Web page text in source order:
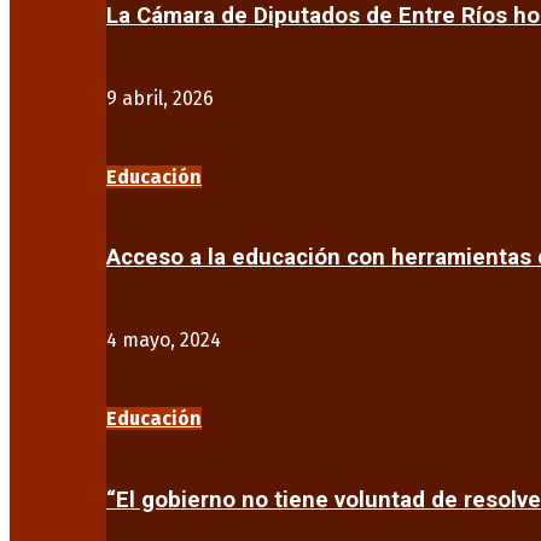
La Cámara de Diputados de Entre Ríos
9 abril, 2026
Educación
Acceso a la educación con
4 mayo, 2024
Educación
“El gobierno no tiene voluntad de